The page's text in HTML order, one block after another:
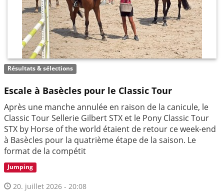
Résultats & sélections
Escale à Basècles pour le Classic Tour
Après une manche annulée en raison de la canicule, le
Classic Tour Sellerie Gilbert STX et le Pony Classic Tour
STX by Horse of the world étaient de retour ce week-end
à Basècles pour la quatrième étape de la saison. Le
format de la compétit
Jumping
20. juillet 2026 - 20:08